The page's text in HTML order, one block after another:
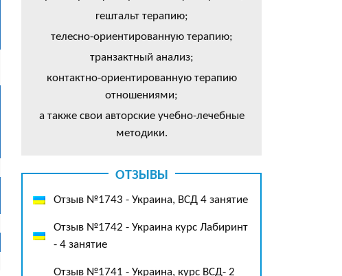
гештальт терапию;
телесно-ориентированную терапию;
транзактный анализ;
контактно-ориентированную терапию
отношениями;
а также свои авторские учебно-лечебные
методики.
ОТЗЫВЫ
Отзыв №1743 - Украина, ВСД 4 занятие
Отзыв №1742 - Украина курс Лабиринт
- 4 занятие
Отзыв №1741 - Украина, курс ВСД- 2